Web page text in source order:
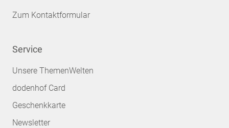
Zum Kontaktformular
Service
Unsere ThemenWelten
dodenhof Card
Geschenkkarte
Newsletter